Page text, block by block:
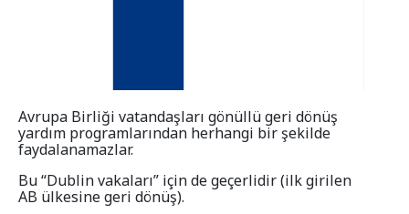
Avrupa Birliği vatandaşları gönüllü geri dönüş
yardım programlarından herhangi bir şekilde
faydalanamazlar.
Bu “Dublin vakaları” için de geçerlidir (ilk girilen
AB ülkesine geri dönüş).